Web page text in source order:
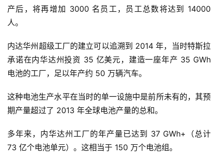
产后，将再增加 3000 名员工，员工总数将达到 14000
人。
内达华州超级工厂的建立可以追溯到 2014 年，当时特斯拉
承诺在内华达州投资 35 亿美元，建造一座年产 35 GWh
电池的工厂，足以年产约 50 万辆汽车。
这种电池生产水平在当时的单一设施中是前所未有的，其预
期产量超过了 2013 年全球电池产量的总和。
多年来，内华达州工厂的年产量已达到 37 GWh+（总计
73 亿个电池单元）。这相当于 150 万个电池组。